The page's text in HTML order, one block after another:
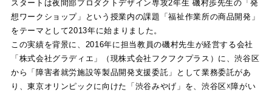
スタートは夜間部プロダクトデザイン専攻2年生 磯村歩先生の「発
想ワークショップ」という授業内の課題「福祉作業所の商品開発」
をテーマとして2013年に始まりました。
この実績を背景に、2016年に担当教員の磯村先生が経営する会社
「株式会社グラディエ」（現株式会社フクフクプラス）に、渋谷区
から「障害者就労施設等製品開発支援委託」として業務委託があ
り、東京オリンピックに向けた「渋谷みやげ」を、渋谷区☓障がい